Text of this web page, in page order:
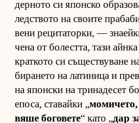
дер­ното си япон­ско
лед­с­твото на сво­ите
вени ре­ци­та­тор­ки, —
чена от бо­лест­та, тази
крат­кото си съ­щес­т­ву­ване
би­ра­нето на ла­ти­ница и
на япон­ски на три­на­де­сет
епо­са, ста­вайки „
вяше бо­го­вете“ като „дар